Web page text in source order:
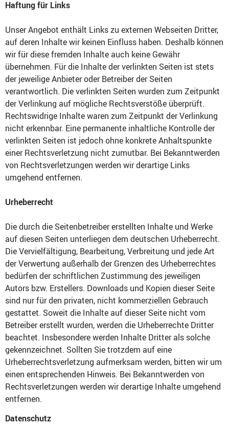
Haftung für Links
Unser Angebot enthält Links zu externen Webseiten Dritter,
auf deren Inhalte wir keinen Einfluss haben. Deshalb können
wir für diese fremden Inhalte auch keine Gewähr
übernehmen. Für die Inhalte der verlinkten Seiten ist stets
der jeweilige Anbieter oder Betreiber der Seiten
verantwortlich. Die verlinkten Seiten wurden zum Zeitpunkt
der Verlinkung auf mögliche Rechtsverstöße überprüft.
Rechtswidrige Inhalte waren zum Zeitpunkt der Verlinkung
nicht erkennbar. Eine permanente inhaltliche Kontrolle der
verlinkten Seiten ist jedoch ohne konkrete Anhaltspunkte
einer Rechtsverletzung nicht zumutbar. Bei Bekanntwerden
von Rechtsverletzungen werden wir derartige Links
umgehend entfernen.
Urheberrecht
Die durch die Seitenbetreiber erstellten Inhalte und Werke
auf diesen Seiten unterliegen dem deutschen Urheberrecht.
Die Vervielfältigung, Bearbeitung, Verbreitung und jede Art
der Verwertung außerhalb der Grenzen des Urheberrechtes
bedürfen der schriftlichen Zustimmung des jeweiligen
Autors bzw. Erstellers. Downloads und Kopien dieser Seite
sind nur für den privaten, nicht kommerziellen Gebrauch
gestattet. Soweit die Inhalte auf dieser Seite nicht vom
Betreiber erstellt wurden, werden die Urheberrechte Dritter
beachtet. Insbesondere werden Inhalte Dritter als solche
gekennzeichnet. Sollten Sie trotzdem auf eine
Urheberrechtsverletzung aufmerksam werden, bitten wir um
einen entsprechenden Hinweis. Bei Bekanntwerden von
Rechtsverletzungen werden wir derartige Inhalte umgehend
entfernen.
Datenschutz